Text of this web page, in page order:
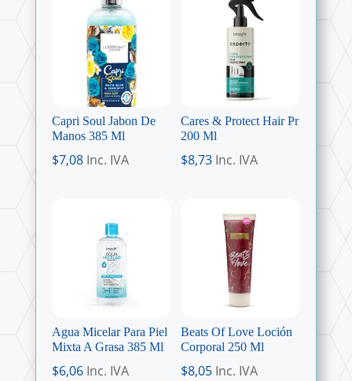
Capri Soul Jabon De
Manos 385 Ml
$7,08 Inc. IVA
Cares & Protect Hair Pr
200 Ml
$8,73 Inc. IVA
Agua Micelar Para Piel
Mixta A Grasa 385 Ml
$6,06 Inc. IVA
Beats Of Love Loción
Corporal 250 Ml
$8,05 Inc. IVA